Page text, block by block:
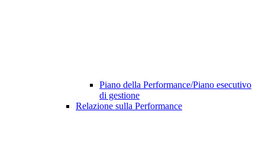
Piano della Performance/Piano esecutivo
di gestione
Relazione sulla Performance